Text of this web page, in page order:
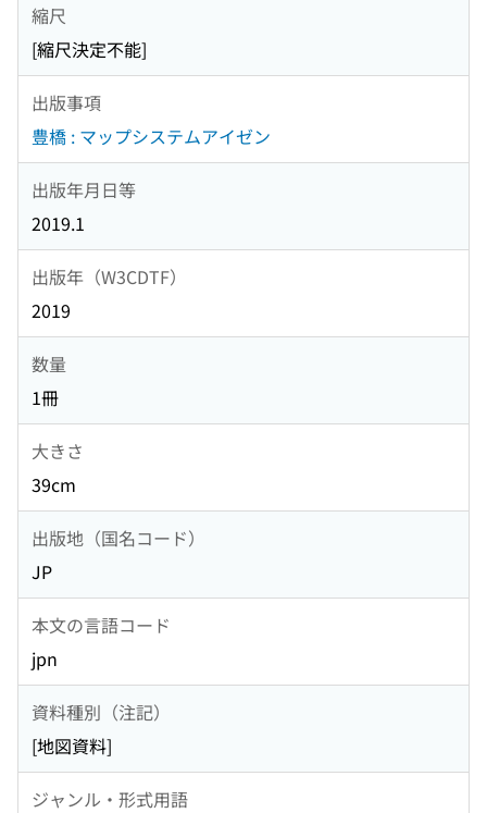
縮尺
[縮尺決定不能]
出版事項
豊橋 : マップシステムアイゼン
出版年月日等
2019.1
出版年（W3CDTF）
2019
数量
1冊
大きさ
39cm
出版地（国名コード）
JP
本文の言語コード
jpn
資料種別（注記）
[地図資料]
ジャンル・形式用語